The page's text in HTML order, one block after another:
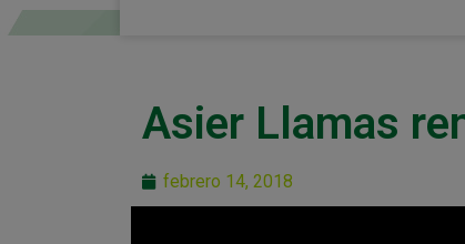
Asier Llamas
febrero 14, 2018